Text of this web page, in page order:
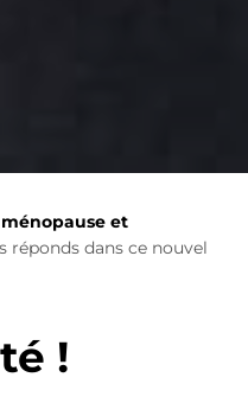
et
réponds dans ce nouvel
!